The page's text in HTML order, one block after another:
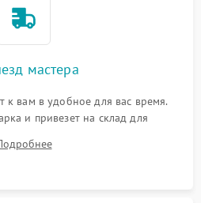
мастера
к вам в удобное для вас время.
и привезет на склад для